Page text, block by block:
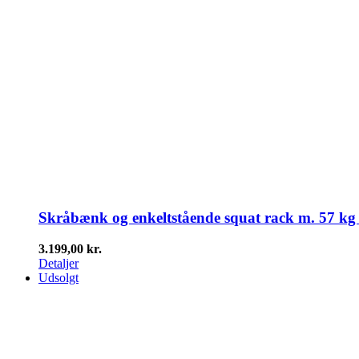
Skråbænk og enkeltstående squat rack m. 57
3.199,00 kr.
Detaljer
Udsolgt